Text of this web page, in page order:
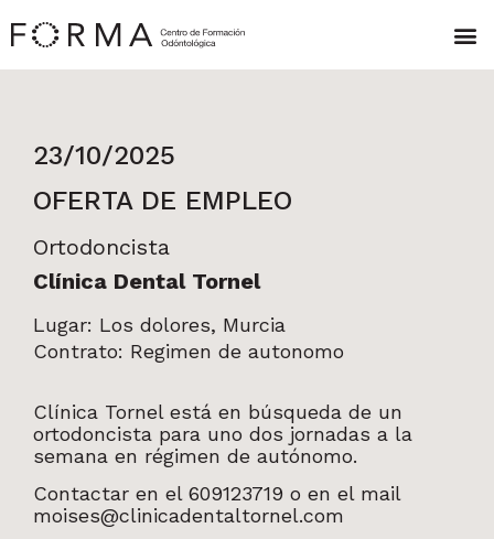
23/10/2025
OFERTA DE EMPLEO
Ortodoncista
Clínica Dental Tornel
Lugar: Los dolores, Murcia
Contrato: Regimen de autonomo
Clínica Tornel está en búsqueda de un
ortodoncista para uno dos jornadas a la
semana en régimen de autónomo.
Contactar en el 609123719 o en el mail
moises@clinicadentaltornel.com